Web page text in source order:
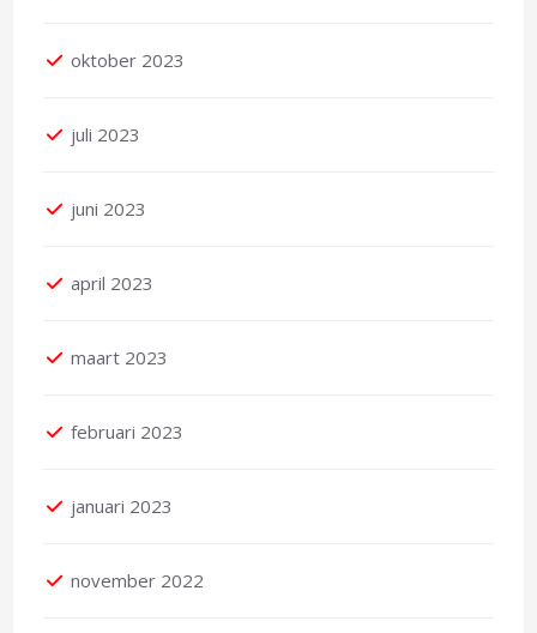
oktober 2023
juli 2023
juni 2023
april 2023
maart 2023
februari 2023
januari 2023
november 2022